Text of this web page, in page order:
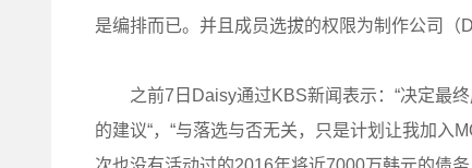
是编排而已。并且成员选拔的权限为制作公司（
之前7日Daisy通过KBS新闻表示：“决定最终
的建议“，“与落选与否无关，只是计划让我加入